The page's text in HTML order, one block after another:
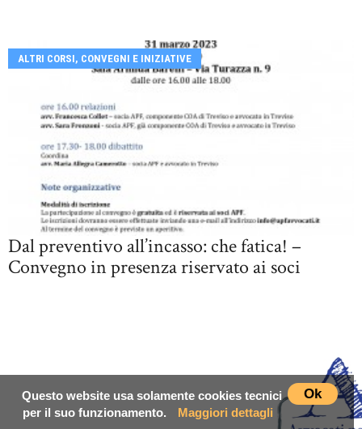
ALTRI CORSI, CONVEGNI E INIZIATIVE
Dal preventivo all’incasso: che fatica! –
Convegno in presenza riservato ai soci
Ok
Questo website usa solamente cookies tecnici
per il suo funzionamento.
Maggiori dettagli